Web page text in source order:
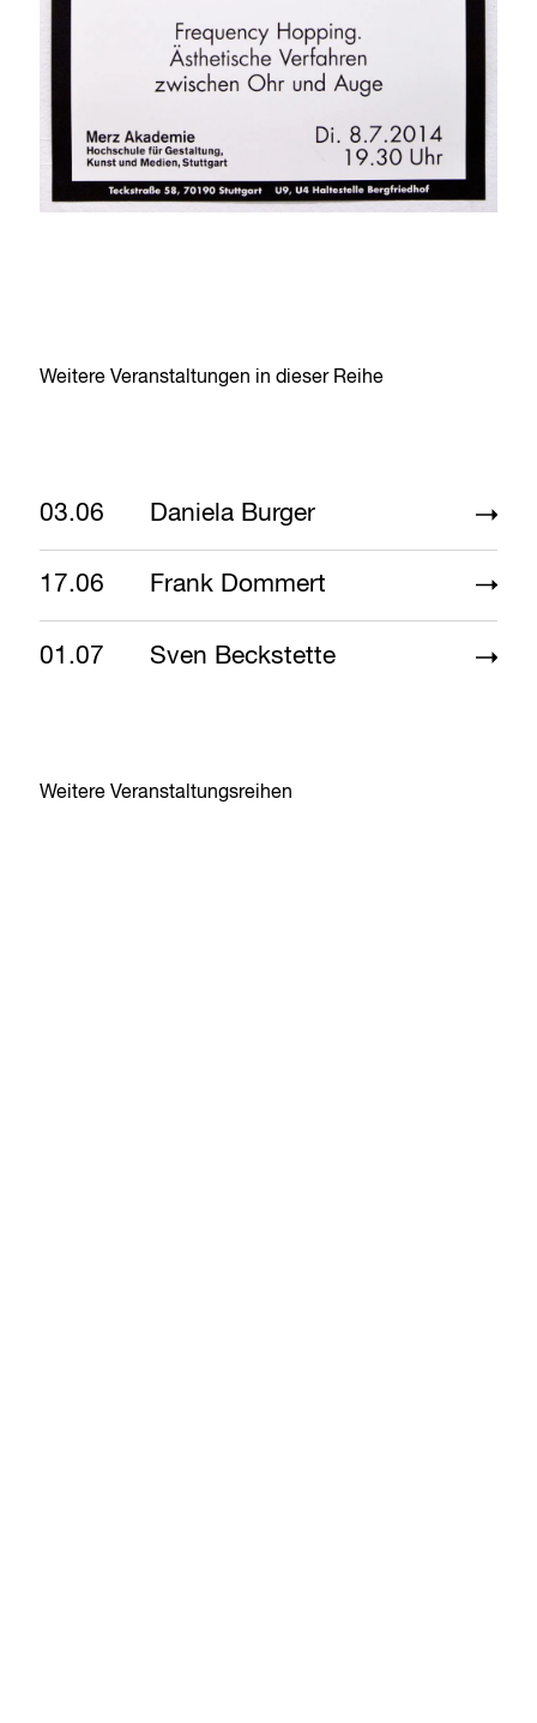
Weitere Veranstaltungen in dieser Reihe
03.06 Daniela Burger
17.06 Frank Dommert
01.07 Sven Beckstette
Weitere Veranstaltungsreihen